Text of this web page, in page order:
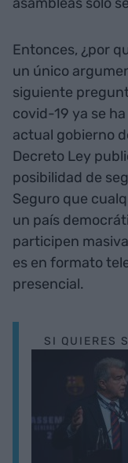
Entonces, ¿por
un único
siguiente
covid-19 ya se
actual gobierno
Decreto Ley
posibilidad de
Seguro que
un país
participen
es en formato
presencial.
SI QUIERES